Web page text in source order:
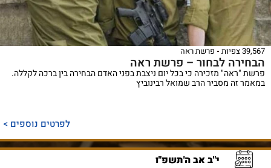
39,567 צפיות פרשת ראה
הבחירה לבחור – פרשת ראה
פרשת "ראה" מזכירה כי בכל יום ניצבת בפני האדם הבחירה בין ברכה לקללה.
במאמר זה מסביר הרב שמואל רבינוביץ
לפרטים נוספים >
י"ב אב ה'תשפ"ו